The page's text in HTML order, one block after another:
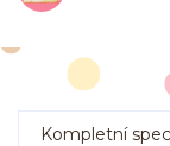
Kompletní